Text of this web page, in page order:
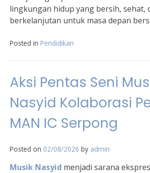
lingkungan hidup yang bersih, sehat,
berkelanjutan untuk masa depan
Posted in Pendidikan
Aksi Pentas Seni
Nasyid Kolaborasi
MAN IC Serpong
Posted on 02/08/2026 by admin
Musik Nasyid menjadi sarana